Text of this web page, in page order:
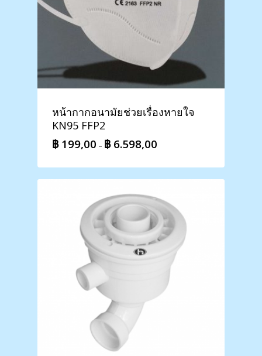
หน้ากากอนามัยช่วยเรื่องหายใจ
KN95 FFP2
฿199,00 – ฿6.598,00
฿ 199,00
through